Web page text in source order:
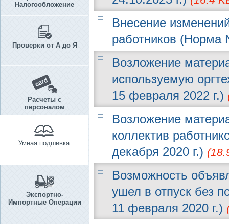
Налогообложение
Проверки от А до Я
Расчеты с
персоналом
Умная подшивка
Экспортно-
Импортные Операции
Внесение
работников (Норма
Возложение
используемую
15 февраля 2022 г.)
Возложение
коллектив
декабря 2020 г.)
Возможность
ушел в отпуск без
11 февраля 2020 г.)